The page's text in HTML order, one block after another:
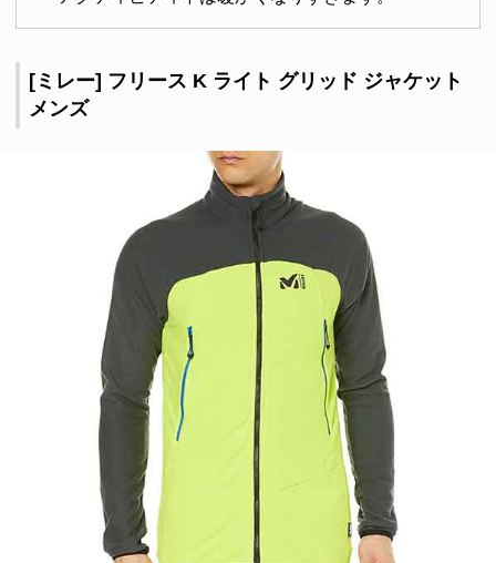
[ミレー] フリース K ライト グリッド ジャケット
メンズ